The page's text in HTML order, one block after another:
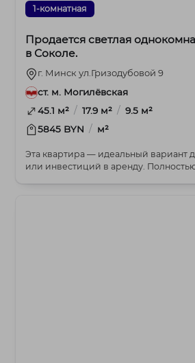
1-комнатная
Продается светлая
в Соколе.
г. Минск ул.Гризодубовой 9
ст. м. Могилёвская
45.1 м² / 17.9 м² / 9.5 м²
5845 BYN / м²
Эта квартира — идеальный вариант
или инвестиций в аренду.